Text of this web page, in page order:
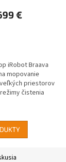
€
iRobot Braava
mopovanie
priestorov
čistenia